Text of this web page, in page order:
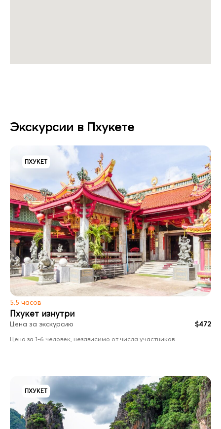
Экскурсии в Пхукете
ПХУКЕТ
5.5 часов
Пхукет изнутри
Цена за экскурсию $472
Цена за 1-6 человек, независимо от числа участников
ПХУКЕТ